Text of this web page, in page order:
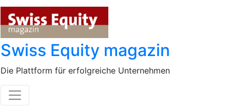
Skip
content
Swiss Equity magazin
Die Plattform für erfolgreiche Unternehmen